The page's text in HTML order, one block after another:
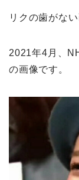
リクの歯がな
2021年4月、
の画像です。